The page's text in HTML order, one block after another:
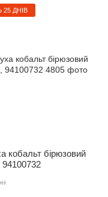
ДНІВ
кобальт бірюзовий